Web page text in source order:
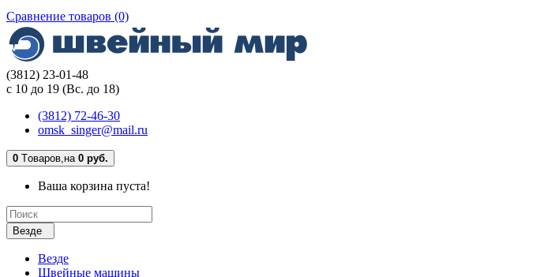
Сравнение товаров (0)
(3812) 23-01-48
с 10 до 19 (Вс. до 18)
(3812) 72-46-30
omsk_singer@mail.ru
0 Tоваров,на 0 руб.
Ваша корзина пуста!
Везде
Везде
Швейные машины